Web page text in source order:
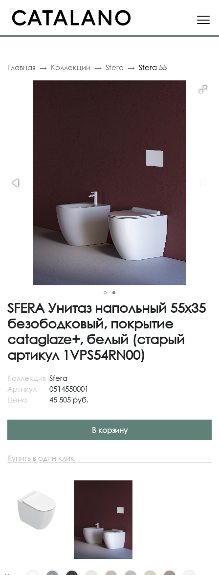
Главная Коллекции Sfera Sfera 55
SFERA Унитаз напольный 55х35
безободковый, покрытие
cataglaze+, белый (старый
артикул 1VPS54RN00)
Коллекция Sfera
Артикул
0514550001
Цена
45 505 руб.
В корзину
Купить в один клик